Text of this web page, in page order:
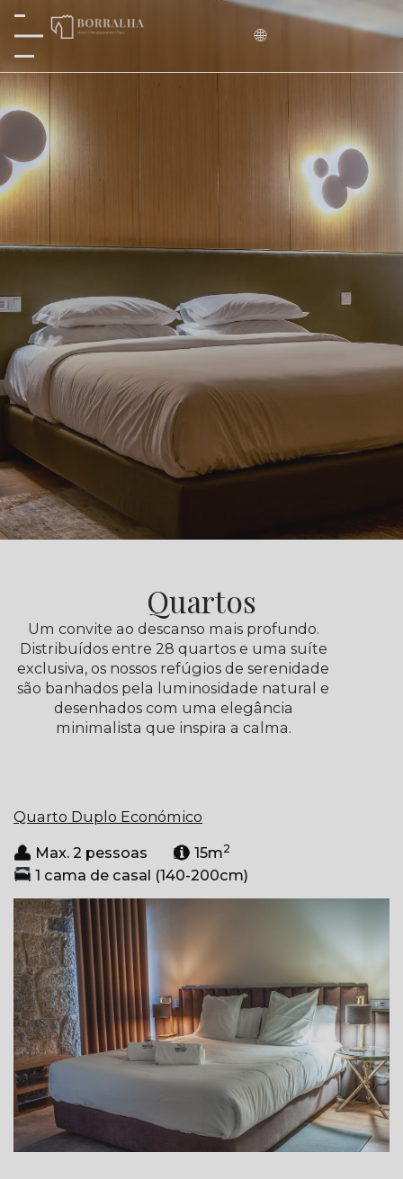
Quartos
Um convite ao descanso mais profundo.
Distribuídos entre 28 quartos e uma suíte
exclusiva, os nossos refúgios de serenidade
são banhados pela luminosidade natural e
desenhados com uma elegância
minimalista que inspira a calma.
Quarto Duplo Económico
Max. 2 pessoas
15m2
1 cama de casal (140-200cm)